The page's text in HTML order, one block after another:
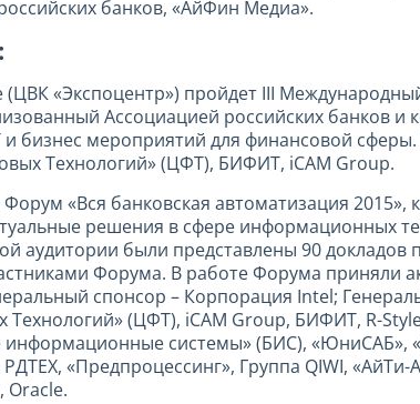
банков, «АйФин Медиа».
(ЦВК «Экспоцентр») пройдет III
Ассоциацией российских банков
бизнес мероприятий для финансовой
Технологий» (ЦФТ), БИФИТ, iCAM Group.
«Вся банковская автоматизация
решения в сфере информационных
аудитории были представлены 90
Форума. В работе Форума приняли
спонсор – Корпорация Intel;
(ЦФТ), iCAM Group, БИФИТ, R-
системы» (БИС), «ЮниСАБ»,
«Предпроцессинг», Группа QIWI, «АйТи-
Oracle.